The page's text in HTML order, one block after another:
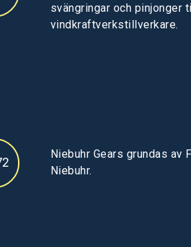
svängringar och pinjonger
vindkraftverkstillverkare.
Niebuhr Gears grundas av
Niebuhr.